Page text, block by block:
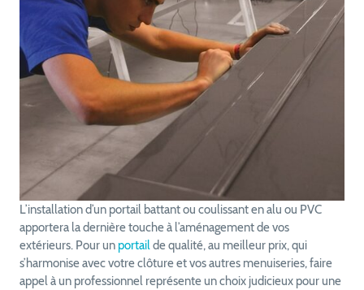
L’installation d’un portail battant ou coulissant en alu ou PVC
apportera la dernière touche à l’aménagement de vos
extérieurs. Pour un portailde qualité, au meilleur prix, qui
s’harmonise avec votre clôture et vos autres menuiseries, faire
appel à un professionnel représente un choix judicieux pour une